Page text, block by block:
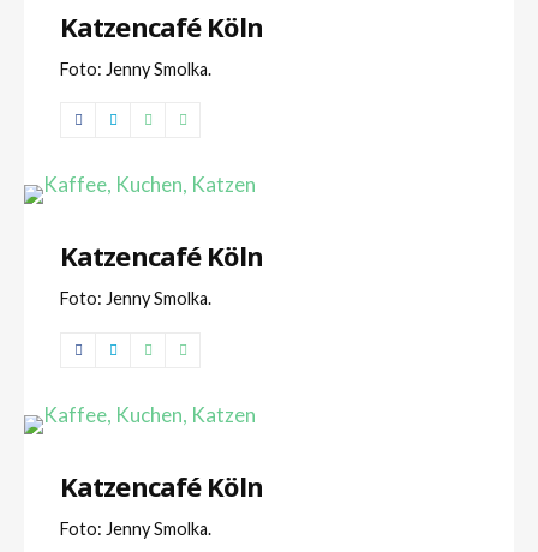
Katzencafé Köln
Foto: Jenny Smolka.
Katzencafé Köln
Foto: Jenny Smolka.
Katzencafé Köln
Foto: Jenny Smolka.